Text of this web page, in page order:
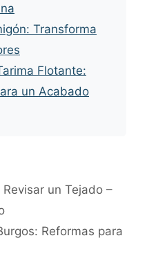
Transforma
Flotante:
un Acabado
un Tejado –
Reformas para